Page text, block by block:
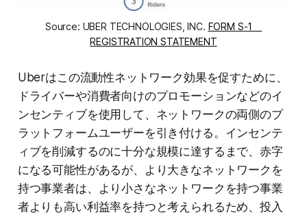
Source: UBER TECHNOLOGIES, INC. FORM S-1
REGISTRATION STATEMENT
Uberはこの流動性ネットワーク効果を促すために、
ドライバーや消費者向けのプロモーションなどのイ
ンセンティブを使用して、ネットワークの両側のプ
ラットフォームユーザーを引き付ける。インセンテ
ィブを削減するのに十分な規模に達するまで、赤字
になる可能性があるが、より大きなネットワークを
持つ事業者は、より小さなネットワークを持つ事業
者よりも高い利益率を持つと考えられるため、投入